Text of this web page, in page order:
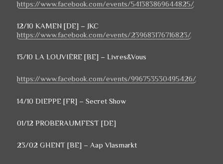
https://www.facebook.com/events/541383869644825/
12/10 KAMEN [DE] – JKC
https://www.facebook.com/events/239683176716823/
13/10 LA LOUVIÈRE [BE] – Livres&Vous
https://www.facebook.com/events/996753530495426/
14/10 DIEPPE [FR] – Secret Show
01/12 PROBERAUMFEST [DE]
23/02 GHENT [BE] – Aap Vlasmarkt